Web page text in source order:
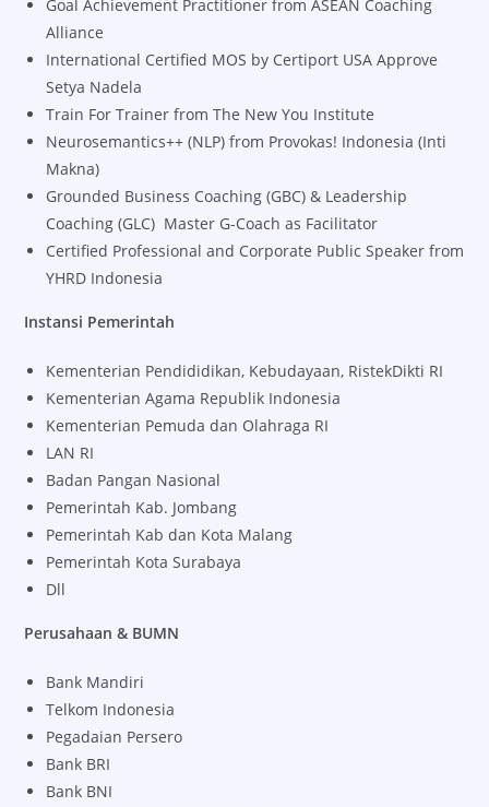
Goal Achievement Practitioner from ASEAN Coaching
Alliance
International Certified MOS by Certiport USA Approve
Setya Nadela
Train For Trainer from The New You Institute
Neurosemantics++ (NLP) from Provokas! Indonesia (Inti
Makna)
Grounded Business Coaching (GBC) & Leadership
Coaching (GLC) Master G-Coach as Facilitator
Certified Professional and Corporate Public Speaker from
YHRD Indonesia
Instansi Pemerintah
Kementerian Pendididikan, Kebudayaan, RistekDikti RI
Kementerian Agama Republik Indonesia
Kementerian Pemuda dan Olahraga RI
LAN RI
Badan Pangan Nasional
Pemerintah Kab. Jombang
Pemerintah Kab dan Kota Malang
Pemerintah Kota Surabaya
Dll
Perusahaan & BUMN
Bank Mandiri
Telkom Indonesia
Pegadaian Persero
Bank BRI
Bank BNI